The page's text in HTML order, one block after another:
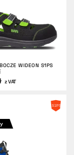
WIDEON S1PS
z VAT